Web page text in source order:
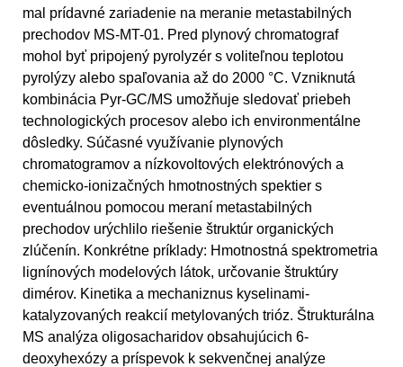
mal prídavné zariadenie na meranie metastabilných
prechodov MS-MT-01. Pred plynový chromatograf
mohol byť pripojený pyrolyzér s voliteľnou teplotou
pyrolýzy alebo spaľovania až do 2000 °C. Vzniknutá
kombinácia Pyr-GC/MS umožňuje sledovať priebeh
technologických procesov alebo ich environmentálne
dôsledky. Súčasné využívanie plynových
chromatogramov a nízkovoltových elektrónových a
chemicko-ionizačných hmotnostných spektier s
eventuálnou pomocou meraní metastabilných
prechodov urýchlilo riešenie štruktúr organických
zlúčenín. Konkrétne príklady: Hmotnostná spektrometria
lignínových modelových látok, určovanie štruktúry
dimérov. Kinetika a mechaniznus kyselinami-
katalyzovaných reakcií metylovaných trióz. Štrukturálna
MS analýza oligosacharidov obsahujúcich 6-
deoxyhexózy a príspevok k sekvenčnej analýze